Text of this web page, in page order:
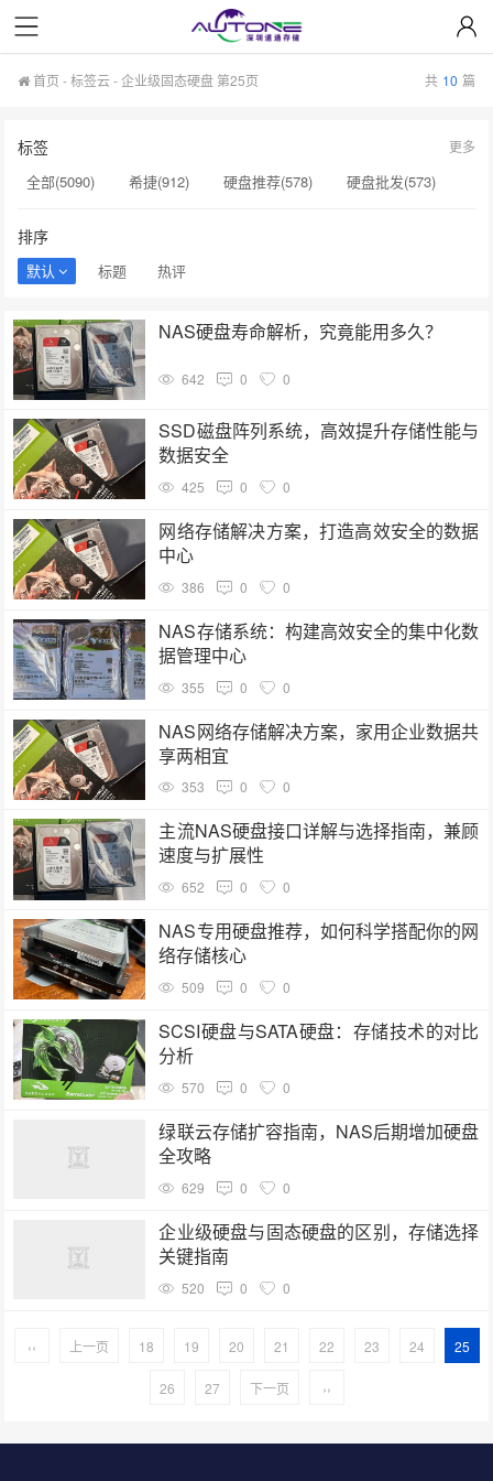
首页 -标签云- 企业级固态硬盘 第25页 共 10 篇
标签
全部(5090) 希捷(912) 硬盘推荐(578)
硬盘批发(573)
硬盘采购(474)
希捷硬盘(471)
移动硬盘(244)
企业级硬盘批发(240)
硬盘选购指南(237)
服务器硬盘价格(196)
企业级NAS存储(189)
硬盘寿命(160)
二手硬盘(153) 硬盘代理商(153)
更多
排序
默认 标题 热评
NAS硬盘寿命解析，究竟能用多久？
642 0 0
SSD磁盘阵列系统，高效提升存储性能与
数据安全
425 0 0
网络存储解决方案，打造高效安全的数据
中心
386 0 0
NAS存储系统：构建高效安全的集中化数
据管理中心
355 0 0
NAS网络存储解决方案，家用企业数据共
享两相宜
353 0 0
主流NAS硬盘接口详解与选择指南，兼顾
速度与扩展性
652 0 0
NAS专用硬盘推荐，如何科学搭配你的网
络存储核心
509 0 0
SCSI硬盘与SATA硬盘：存储技术的对比
分析
570 0 0
绿联云存储扩容指南，NAS后期增加硬盘
全攻略
629 0 0
企业级硬盘与固态硬盘的区别，存储选择
关键指南
520 0 0
‹‹ 上一页 18 19 20 21 22 23 24 25
26 27 下一页 ››